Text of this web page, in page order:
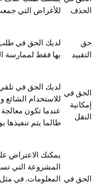
الحذف
للأغراض التي
حق
التقييد
لديك الحق في طلب
بها فقط لممارسة
الحق في
إمكانية
النقل
لديك الحق في
للاستخدام الشائع
عندما تكون
طالما يتم تنفيذها
الحق في
يمكنك الاعتراض
المشروعة التي
المعلومات. في مثل